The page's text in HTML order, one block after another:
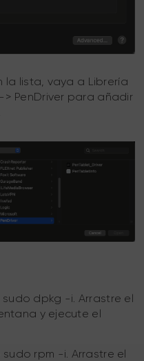
la lista, vaya a Librería
PenDriver para añadir
dpkg -i. Arrastre el
y ejecute el
rpm -i. Arrastre el